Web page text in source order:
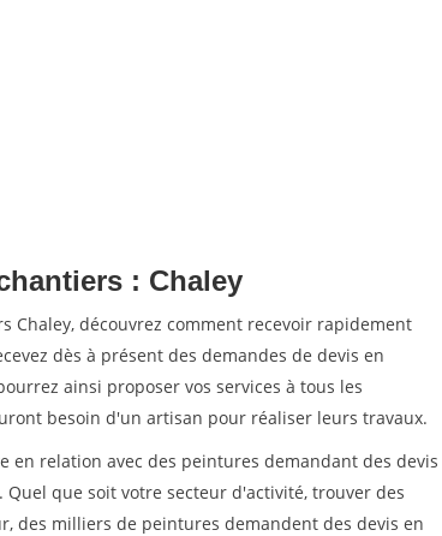
: Chaley
Chaley, découvrez comment recevoir rapidement
dès à présent des demandes de devis en
ainsi proposer vos services à tous les
besoin d'un artisan pour réaliser leurs travaux.
relation avec des peintures demandant des devis
que soit votre secteur d'activité, trouver des
des milliers de peintures demandent des devis en